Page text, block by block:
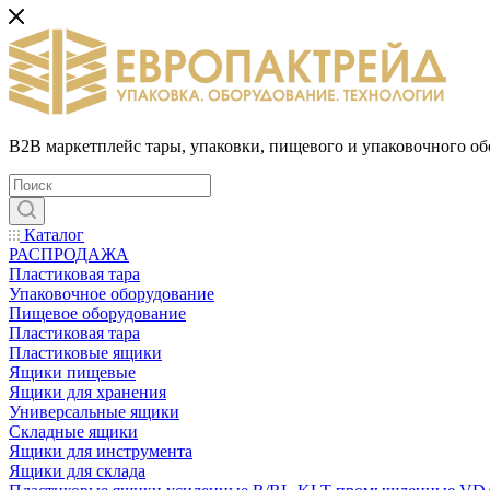
B2B маркетплейс тары, упаковки, пищевого и упаковочного
Каталог
РАСПРОДАЖА
Пластиковая тара
Упаковочное оборудование
Пищевое оборудование
Пластиковая тара
Пластиковые ящики
Ящики пищевые
Ящики для хранения
Универсальные ящики
Складные ящики
Ящики для инструмента
Ящики для склада